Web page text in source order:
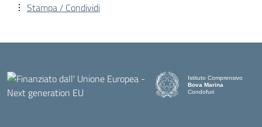
Stampa / Condividi
Istituto Comprensivo
Bova Marina
Condofuri